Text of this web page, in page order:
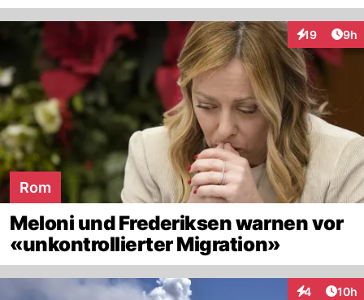
19
Interaktionen
9h
Rom
Meloni und Frederiksen warnen vor
«unkontrollierter Migration»
4
Interaktionen
10h